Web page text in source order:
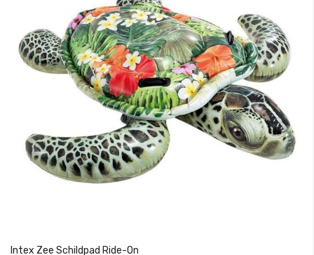
Intex Zee Schildpad Ride-On